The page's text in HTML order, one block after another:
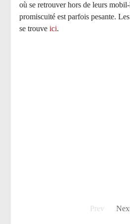
où se retrouver hors de leurs
promiscuité est parfois pesante.
se trouve ici.
Prev